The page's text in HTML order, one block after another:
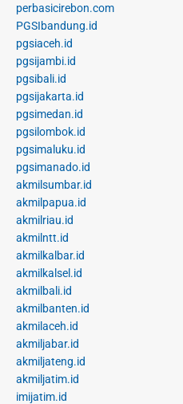
perbasicirebon.com
PGSIbandung.id
pgsiaceh.id
pgsijambi.id
pgsibali.id
pgsijakarta.id
pgsimedan.id
pgsilombok.id
pgsimaluku.id
pgsimanado.id
akmilsumbar.id
akmilpapua.id
akmilriau.id
akmilntt.id
akmilkalbar.id
akmilkalsel.id
akmilbali.id
akmilbanten.id
akmilaceh.id
akmiljabar.id
akmiljateng.id
akmiljatim.id
imijatim.id